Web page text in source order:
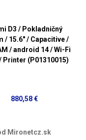
D3 / Pokladničný
/ 15.6" / Capacitive /
/ android 14 / Wi-Fi
Printer (P01310015)
880,58 €
Mironetcz.sk